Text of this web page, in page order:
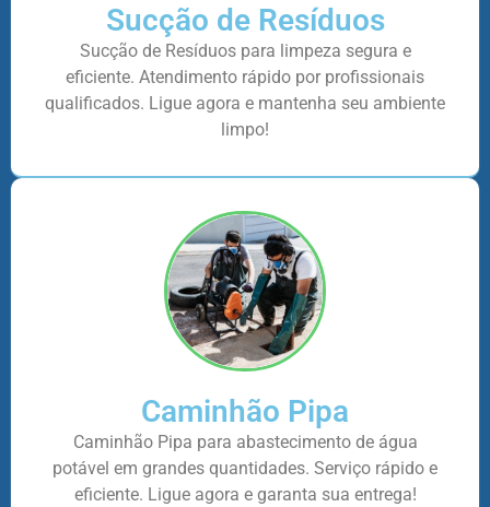
Sucção de Resíduos
Sucção de Resíduos para limpeza segura e
eficiente. Atendimento rápido por profissionais
qualificados. Ligue agora e mantenha seu ambiente
limpo!
Caminhão Pipa
Caminhão Pipa para abastecimento de água
potável em grandes quantidades. Serviço rápido e
eficiente. Ligue agora e garanta sua entrega!